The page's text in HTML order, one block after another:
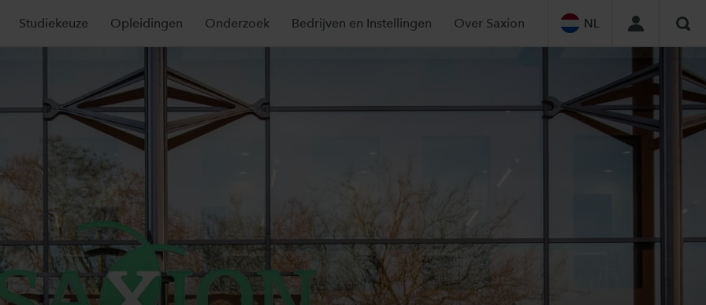
Studiekeuze Opleidingen Onderzoek Bedrijven en Instellingen Over Saxion NL